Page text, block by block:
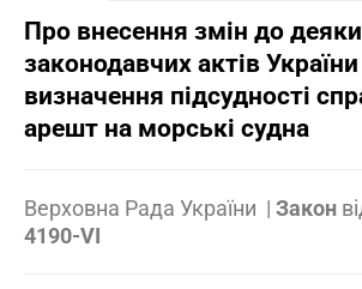
Про внесення змін до
законодавчих актів
визначення підсудності
арешт на морські судна
Верховна Рада України | Закон
4190-VI